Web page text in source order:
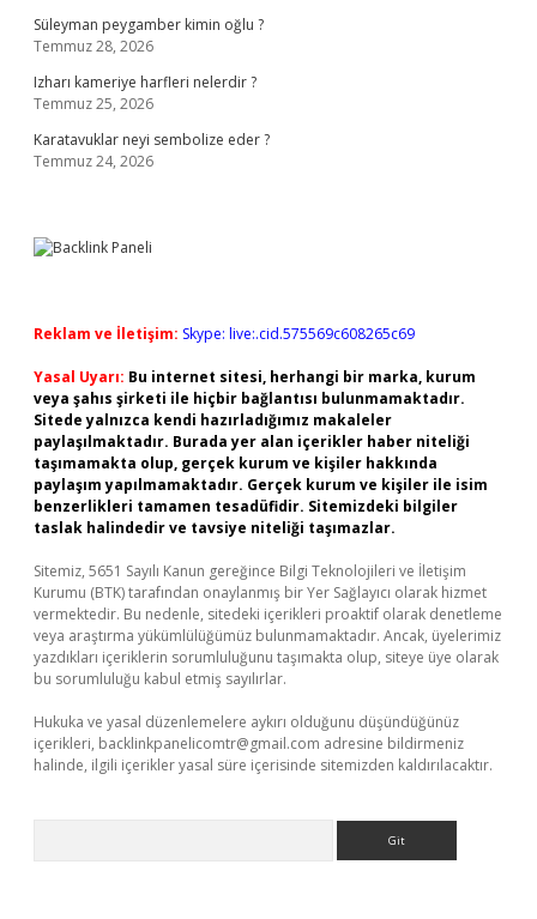
Süleyman peygamber kimin oğlu ?
Temmuz 28, 2026
Izharı kameriye harfleri nelerdir ?
Temmuz 25, 2026
Karatavuklar neyi sembolize eder ?
Temmuz 24, 2026
Reklam ve İletişim: Skype: live:.cid.575569c608265c69
Yasal Uyarı: Bu internet sitesi, herhangi bir marka, kurum
veya şahıs şirketi ile hiçbir bağlantısı bulunmamaktadır.
Sitede yalnızca kendi hazırladığımız makaleler
paylaşılmaktadır. Burada yer alan içerikler haber niteliği
taşımamakta olup, gerçek kurum ve kişiler hakkında
paylaşım yapılmamaktadır. Gerçek kurum ve kişiler ile isim
benzerlikleri tamamen tesadüfidir. Sitemizdeki bilgiler
taslak halindedir ve tavsiye niteliği taşımazlar.
Sitemiz, 5651 Sayılı Kanun gereğince Bilgi Teknolojileri ve İletişim
Kurumu (BTK) tarafından onaylanmış bir Yer Sağlayıcı olarak hizmet
vermektedir. Bu nedenle, sitedeki içerikleri proaktif olarak denetleme
veya araştırma yükümlülüğümüz bulunmamaktadır. Ancak, üyelerimiz
yazdıkları içeriklerin sorumluluğunu taşımakta olup, siteye üye olarak
bu sorumluluğu kabul etmiş sayılırlar.
Hukuka ve yasal düzenlemelere aykırı olduğunu düşündüğünüz
içerikleri, backlinkpanelicomtr@gmail.com adresine bildirmeniz
halinde, ilgili içerikler yasal süre içerisinde sitemizden kaldırılacaktır.